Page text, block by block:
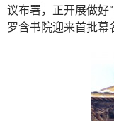
议布署，正开展做好
罗含书院迎来首批幕